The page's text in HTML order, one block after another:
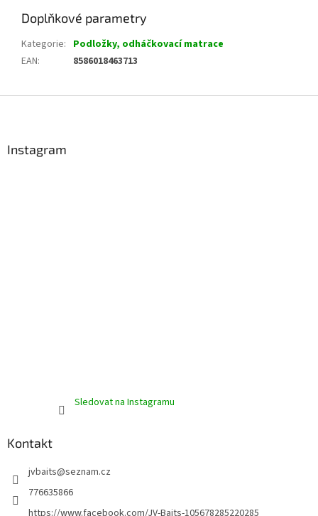
Doplňkové parametry
Kategorie: Podložky, odháčkovací matrace
EAN: 8586018463713
Instagram
Sledovat na Instagramu
Kontakt
jvbaits@seznam.cz
776635866